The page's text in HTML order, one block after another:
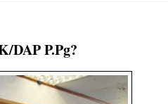
DAP P.Pg?